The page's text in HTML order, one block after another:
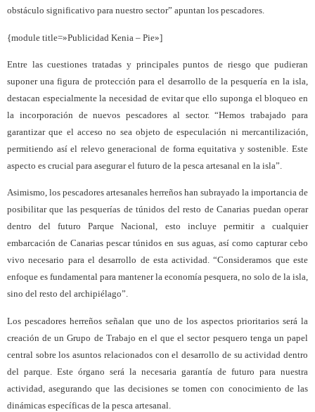
obstáculo significativo para nuestro sector” apuntan los pescadores.
{module title=»Publicidad Kenia – Pie»]
Entre las cuestiones tratadas y principales puntos de riesgo que pudieran
suponer una figura de protección para el desarrollo de la pesquería en la isla,
destacan especialmente la necesidad de evitar que ello suponga el bloqueo en
la incorporación de nuevos pescadores al sector. “Hemos trabajado para
garantizar que el acceso no sea objeto de especulación ni mercantilización,
permitiendo así el relevo generacional de forma equitativa y sostenible. Este
aspecto es crucial para asegurar el futuro de la pesca artesanal en la isla”.
Asimismo, los pescadores artesanales herreños han subrayado la importancia de
posibilitar que las pesquerías de túnidos del resto de Canarias puedan operar
dentro del futuro Parque Nacional, esto incluye permitir a cualquier
embarcación de Canarias pescar túnidos en sus aguas, así como capturar cebo
vivo necesario para el desarrollo de esta actividad. “Consideramos que este
enfoque es fundamental para mantener la economía pesquera, no solo de la isla,
sino del resto del archipiélago”.
Los pescadores herreños señalan que uno de los aspectos prioritarios será la
creación de un Grupo de Trabajo en el que el sector pesquero tenga un papel
central sobre los asuntos relacionados con el desarrollo de su actividad dentro
del parque. Este órgano será la necesaria garantía de futuro para nuestra
actividad, asegurando que las decisiones se tomen con conocimiento de las
dinámicas específicas de la pesca artesanal.